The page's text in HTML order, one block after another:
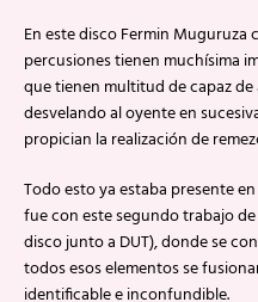
En este disco Fermin Muguruza
percusiones tienen muchísima
que tienen multitud de capaz
desvelando al oyente en
propician la realización de
Todo esto ya estaba presente
fue con este segundo trabajo
disco junto a DUT), donde se
todos esos elementos se
identificable e inconfundible.